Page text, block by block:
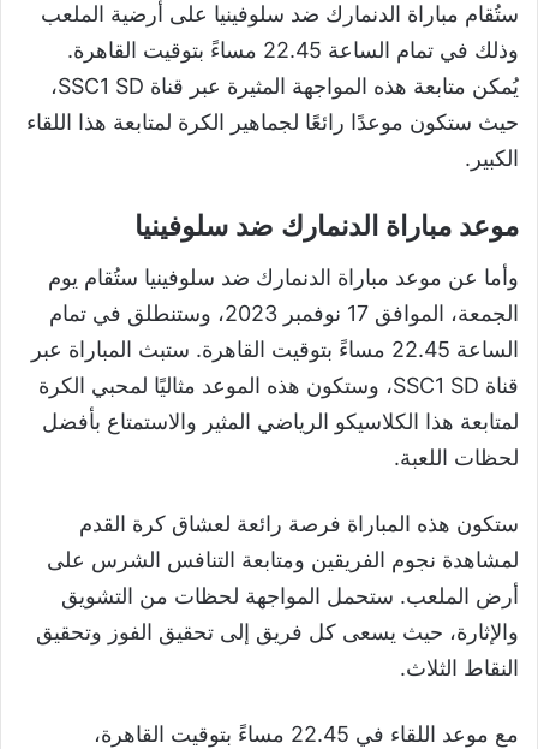
ستُقام مباراة الدنمارك ضد سلوفينيا على أرضية الملعب
وذلك في تمام الساعة 22.45 مساءً بتوقيت القاهرة.
يُمكن متابعة هذه المواجهة المثيرة عبر قناة SSC1 SD،
حيث ستكون موعدًا رائعًا لجماهير الكرة لمتابعة هذا اللقاء
الكبير.
موعد مباراة الدنمارك ضد سلوفينيا
وأما عن موعد مباراة الدنمارك ضد سلوفينيا ستُقام يوم
الجمعة، الموافق 17 نوفمبر 2023، وستنطلق في تمام
الساعة 22.45 مساءً بتوقيت القاهرة. ستبث المباراة عبر
قناة SSC1 SD، وستكون هذه الموعد مثاليًا لمحبي الكرة
لمتابعة هذا الكلاسيكو الرياضي المثير والاستمتاع بأفضل
لحظات اللعبة.
ستكون هذه المباراة فرصة رائعة لعشاق كرة القدم
لمشاهدة نجوم الفريقين ومتابعة التنافس الشرس على
أرض الملعب. ستحمل المواجهة لحظات من التشويق
والإثارة، حيث يسعى كل فريق إلى تحقيق الفوز وتحقيق
النقاط الثلاث.
مع موعد اللقاء في 22.45 مساءً بتوقيت القاهرة،